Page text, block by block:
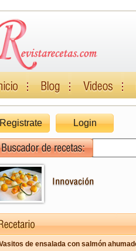
Registrate Login
de ensalada con salmón